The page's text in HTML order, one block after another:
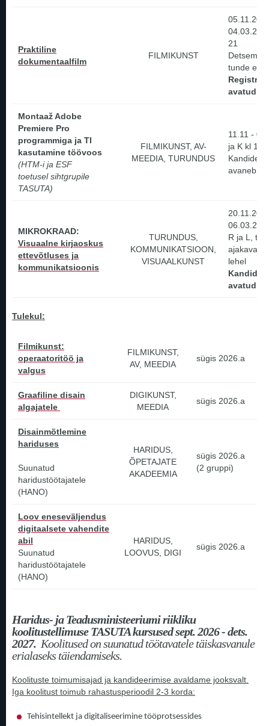
Praktiline
dokumentaalfilm
FILMIKUNST
21
tunde ei
avatud!
Montaaž Adobe
Premiere Pro
programmiga ja TI
kasutamine töövoos
(HTM-i ja ESF
toetusel sihtgrupile
TASUTA)
FILMIKUNST, AV-
MEEDIA, TURUNDUS
11.11 -
ja K kl 16
avaneb
MIKROKRAAD:
Visuaalne kirjaoskus
ettevõtluses ja
kommunikatsioonis
TURUNDUS,
KOMMUNIKATSIOON,
VISUAALKUNST
R ja L,
ajakava
lehel
avatud!
Tulekul:
Filmikunst:
operaatoritöö ja
valgus
FILMIKUNST,
AV, MEEDIA
sügis 2026.a
Graafiline disain
algajatele
DIGIKUNST,
MEEDIA
sügis 2026.a
Disainmõtlemine
hariduses
Suunatud
haridustöötajatele
(HANO)
HARIDUS,
ÕPETAJATE
AKADEEMIA
sügis 2026.a
(2 gruppi)
Loov eneseväljendus
digitaalsete vahendite
abil
Suunatud
haridustöötajatele
(HANO)
HARIDUS,
LOOVUS, DIGI
sügis 2026.a
Haridus- ja Teadusministeeriumi riikliku
koolitustellimuse TASUTA kursused sept. 2026 - dets.
2027. Koolitused on suunatud töötavatele täiskasvanule
erialaseks täiendamiseks.
Koolituste toimumisajad ja kandideerimise avaldame jooksvalt.
Iga koolitust toimub rahastusperioodil 2-3 korda:
Tehisintellekt ja digitaliseerimine tööprotsessides